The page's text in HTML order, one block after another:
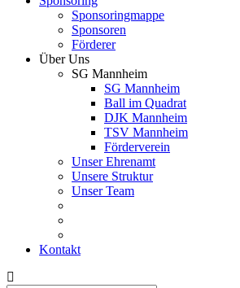
Sponsoringmappe
Sponsoren
Förderer
Über Uns
SG Mannheim
SG Mannheim
Ball im Quadrat
DJK Mannheim
TSV Mannheim
Förderverein
Unser Ehrenamt
Unsere Struktur
Unser Team
Kontakt